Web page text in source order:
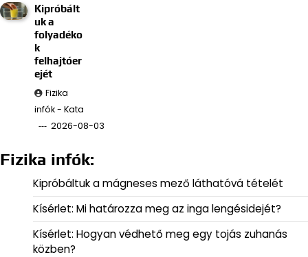
Kipróbált
uk a
folyadéko
k
felhajtóer
ejét
Fizika
infók - Kata
2026-08-03
Fizika infók:
Kipróbáltuk a mágneses mező láthatóvá tételét
Kísérlet: Mi határozza meg az inga lengésidejét?
Kísérlet: Hogyan védhető meg egy tojás zuhanás
közben?